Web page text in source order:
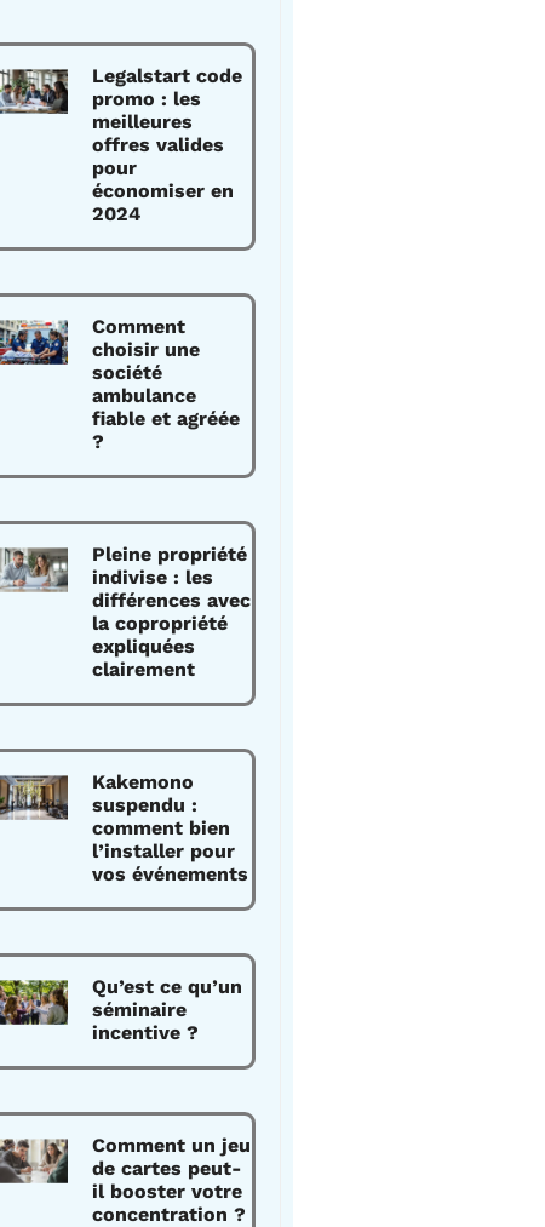
Legalstart code
promo : les
meilleures
offres valides
pour
économiser en
2024
Comment
choisir une
société
ambulance
fiable et agréée
?
Pleine propriété
indivise : les
différences avec
la copropriété
expliquées
clairement
Kakemono
suspendu :
comment bien
l’installer pour
vos événements
Qu’est ce qu’un
séminaire
incentive ?
Comment un jeu
de cartes peut-
il booster votre
concentration ?